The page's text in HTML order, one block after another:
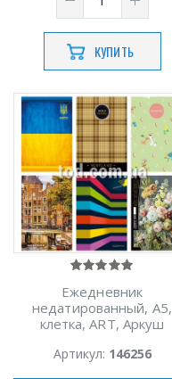
КУПИТЬ
Ежедневник
недатированный, А5,
клетка, ARТ, Аркуш
Артикул: 146256